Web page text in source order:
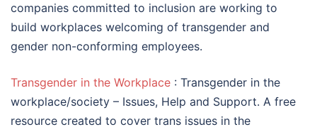
companies committed to inclusion are working to
build workplaces welcoming of transgender and
gender non-conforming employees.
Transgender in the Workplace : Transgender in the
workplace/society – Issues, Help and Support. A free
resource created to cover trans issues in the